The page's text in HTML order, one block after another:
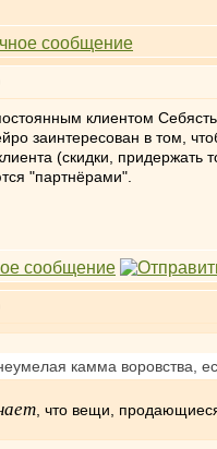
клиентом
заинтересован в том,
(скидки,
"партнёрами".
камма воровства,
, что вещи,